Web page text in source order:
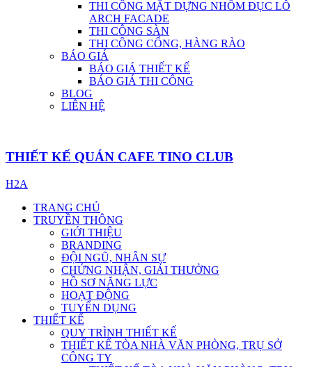
THI CÔNG MẶT DỰNG NHÔM ĐỤC LỖ
ARCH FACADE
THI CÔNG SÀN
THI CÔNG CỔNG, HÀNG RÀO
BÁO GIÁ
BÁO GIÁ THIẾT KẾ
BÁO GIÁ THI CÔNG
BLOG
LIÊN HỆ
THIẾT KẾ QUÁN CAFE TINO CLUB
H2A
TRANG CHỦ
TRUYỀN THÔNG
GIỚI THIỆU
BRANDING
ĐỘI NGŨ, NHÂN SỰ
CHỨNG NHẬN, GIẢI THƯỞNG
HỒ SƠ NĂNG LỰC
HOẠT ĐỘNG
TUYỂN DỤNG
THIẾT KẾ
QUY TRÌNH THIẾT KẾ
THIẾT KẾ TÒA NHÀ VĂN PHÒNG, TRỤ SỞ
CÔNG TY